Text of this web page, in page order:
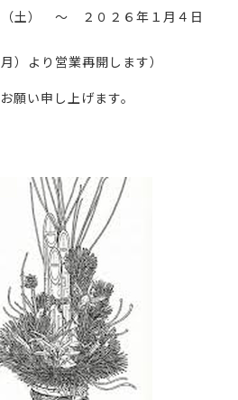
（土） ～ ２０２６年１月４日
）より営業再開します）
願い申し上げます。